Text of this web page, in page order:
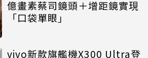
億畫素蔡司鏡頭＋增距鏡實現
「口袋單眼」
vivo新款旗艦機X300 Ultra登